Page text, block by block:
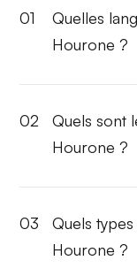
01
Quelles
Hourone ?
02
Quels sont
Hourone ?
03
Quels
Hourone ?